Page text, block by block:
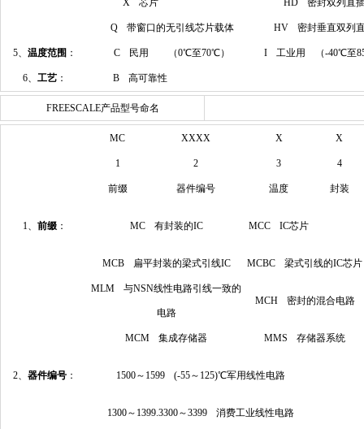
X 芯片 HD 密封双列直
Q 带窗口的无引线芯片载体 HV 密封垂直双列
5、 温度范围 ： C 民用 （0℃至70℃） I 工业用 （-40℃至
6、 工艺 ： B 高可靠性
FREESCALE产品型号命名
MC XXXX X X
1 2 3 4
前缀 器件编号 温度 封装
1、 前缀 ： MC 有封装的IC MCC IC芯片
MCB 扁平封装的梁式引线IC MCBC 梁式引线的IC芯片
MLM 与NSN线性电路引线一致的
电路
MCH 密封的混合电路
MCM 集成存储器 MMS 存储器系统
2、 器件编号 ： 1500～1599 (-55～125)℃军用线性电路
1300～1399.3300～3399 消费工业线性电路